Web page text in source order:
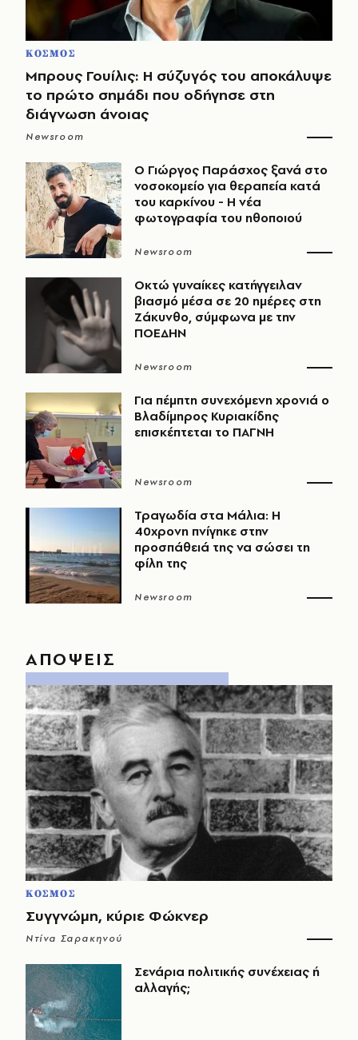
ΚΟΣΜΟΣ
Μπρους Γουίλις: Η σύζυγός του αποκάλυψε
το πρώτο σημάδι που οδήγησε στη
διάγνωση άνοιας
Newsroom
O Γιώργος Παράσχος ξανά στο
νοσοκομείο για θεραπεία κατά
του καρκίνου - Η νέα
φωτογραφία του ηθοποιού
Newsroom
Οκτώ γυναίκες κατήγγειλαν
βιασμό μέσα σε 20 ημέρες στη
Ζάκυνθο, σύμφωνα με την
ΠΟΕΔΗΝ
Newsroom
Για πέμπτη συνεχόμενη χρονιά ο
Βλαδίμηρος Κυριακίδης
επισκέπτεται το ΠΑΓΝΗ
Newsroom
Τραγωδία στα Μάλια: Η
40χρονη πνίγηκε στην
προσπάθειά της να σώσει τη
φίλη της
Newsroom
ΑΠΟΨΕΙΣ
ΚΟΣΜΟΣ
Συγγνώμη, κύριε Φώκνερ
Ντίνα Σαρακηνού
Σενάρια πολιτικής συνέχειας ή
αλλαγής;